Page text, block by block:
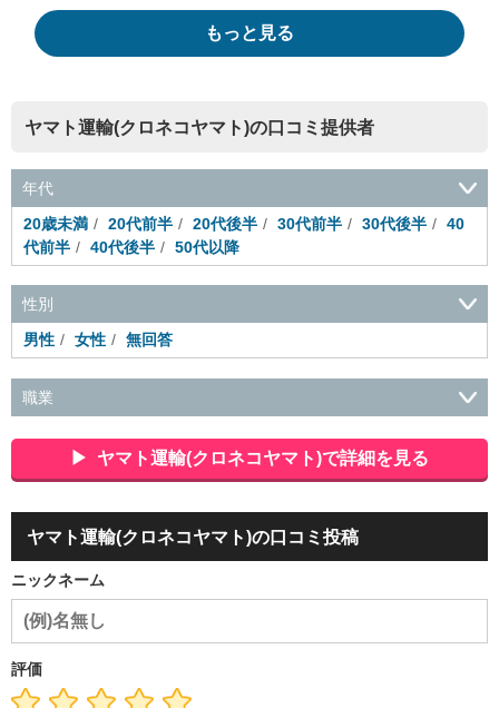
もっと見る
ヤマト運輸(クロネコヤマト)の口コミ提供者
年代
20歳未満
20代前半 20代後半 30代前半 30代後半
40
代前半
40代後半 50代以降
性別
男性
女性 無回答
職業
ポーツ関連
広告・マスコミ
接客・小売・流通・外食・食
品
アミューズメント・エンターテイメント・ゲーム関連
美
ダル・葬祭
メディア職
クリエイティブ・デザイン・映像・
音響
芸能・イベント・コンパニオン
ITエンジニア（システ
ム開発・SE・インフラ）
導体・制御）
警備・交通・建築・土木技術職
医療・福祉・
介護
その他
ス
士業・コンサルティング 金融・商社
不動産・保険・サ
ービス
専業主婦（夫）
営業
ヤマト運輸(クロネコヤマト)で詳細を見る
ヤマト運輸(クロネコヤマト)の口コミ投稿
ニックネーム
評価